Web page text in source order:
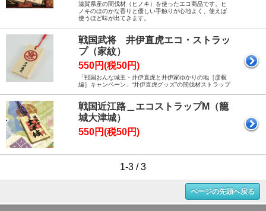
滋賀県産の間伐材（ヒノキ）を使ったエコ商品です。ヒ
ノキのほのかな香りと優しい手触りが心地よく、使えば
使うほど味が出てきます。
戦国武将 井伊直虎エコ・ストラッ
プ（家紋）
550円(税50円)
「戦国おんな城主・井伊直虎と井伊家ゆかりの地［彦根
編］キャンペーン」“井伊直虎グッズ”の間伐材ストラップ
戦国近江路＿エコストラップM（籠
城大津城）
550円(税50円)
1-3 / 3
ページの先頭へ戻る